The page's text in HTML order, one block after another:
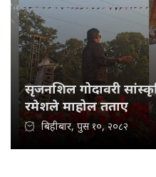
सृजनशिल गोदावरी
रमेशले माहोल तताए
बिहीबार, पुस १०, २०८२